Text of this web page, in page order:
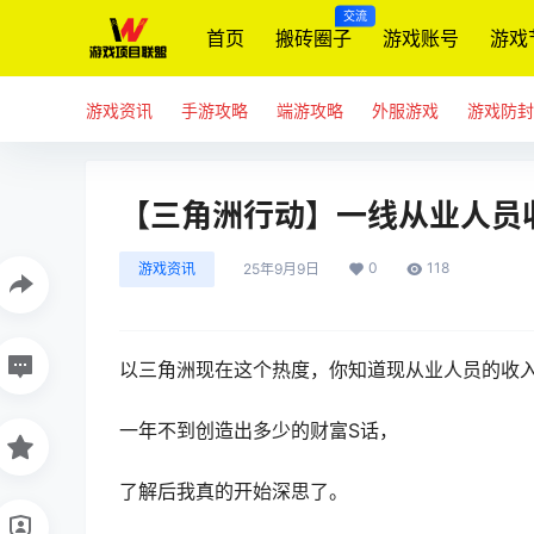
首页 搬砖圈子
交流
游戏账号 游戏
游戏资讯 手游攻略 端游攻略 外服游戏 游戏防封
【三角洲行动】一线从业人
游戏资讯 25年9月9日 0 118
以三角洲现在这个热度，你知道现从业人员的收
一年不到创造出多少的财富S话，
了解后我真的开始深思了。